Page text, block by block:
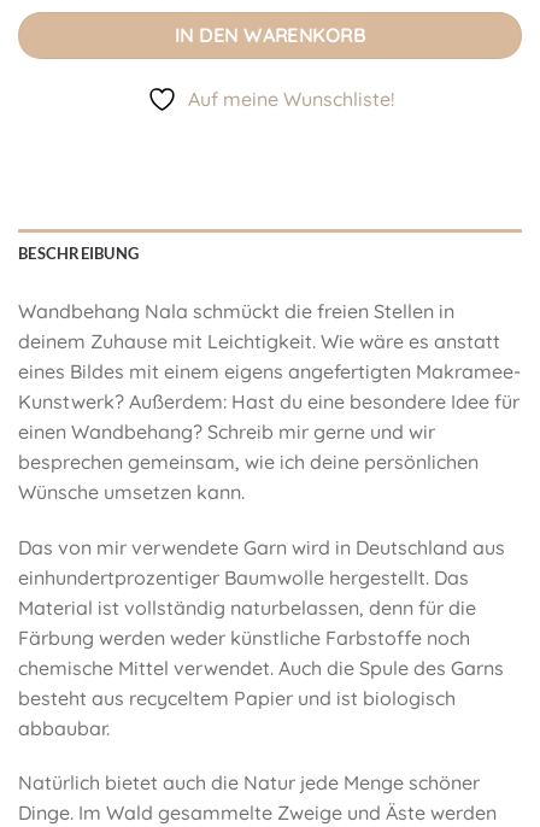
IN DEN WARENKORB
Auf meine Wunschliste!
BESCHREIBUNG
Wandbehang Nala schmückt die freien Stellen in
deinem Zuhause mit Leichtigkeit. Wie wäre es anstatt
eines Bildes mit einem eigens angefertigten Makramee-
Kunstwerk? Außerdem: Hast du eine besondere Idee für
einen Wandbehang? Schreib mir gerne und wir
besprechen gemeinsam, wie ich deine persönlichen
Wünsche umsetzen kann.
Das von mir verwendete Garn wird in Deutschland aus
einhundertprozentiger Baumwolle hergestellt. Das
Material ist vollständig naturbelassen, denn für die
Färbung werden weder künstliche Farbstoffe noch
chemische Mittel verwendet. Auch die Spule des Garns
besteht aus recyceltem Papier und ist biologisch
abbaubar.
Natürlich bietet auch die Natur jede Menge schöner
Dinge. Im Wald gesammelte Zweige und Äste werden